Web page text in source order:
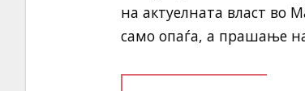
на актуелната власт во
само опаѓа, а прашање